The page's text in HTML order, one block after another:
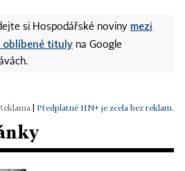
si Hospodářské noviny mezi
oblíbené tituly na Google
Předplatné HN+ je zcela bez reklam.